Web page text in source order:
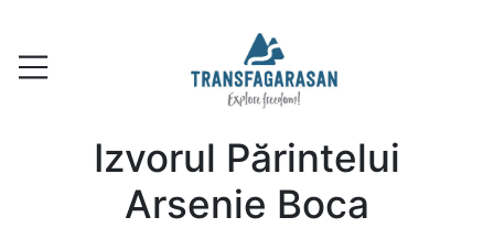
Izvorul Părintelui
Arsenie Boca